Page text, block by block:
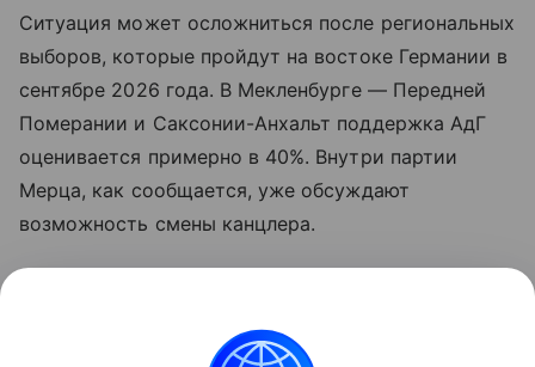
Ситуация может осложниться после региональных
выборов, которые пройдут на востоке Германии в
сентябре 2026 года. В Мекленбурге — Передней
Померании и Саксонии-Анхальт поддержка АдГ
оценивается примерно в 40%. Внутри партии
Мерца, как сообщается, уже обсуждают
возможность смены канцлера.
правящей коалиции.